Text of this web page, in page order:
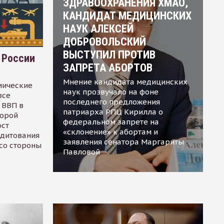
ВВП в
стороны
ЗДРАВООХРАНЕНИЯ ХМАО,
КАНДИДАТ МЕДИЦИНСКИХ
НАУК АЛЕКСЕЙ
ДОБРОВОЛЬСКИЙ
ВЫСТУПИЛ ПРОТИВ
ЗАПРЕТА АБОРТОВ
Мнение кандидата медицинских
наук прозвучало на фоне
последнего предложения
патриарха РПЦ Кирилла о
федеральном запрете на
«склонение» к абортам и
заявления сенатора Маргариты
Павловой